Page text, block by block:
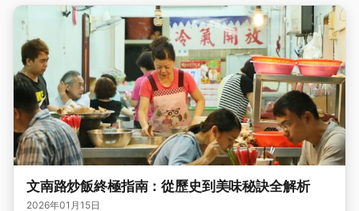
文南路炒飯終極指南：從歷史到美味秘訣全解析
2026年01月15日